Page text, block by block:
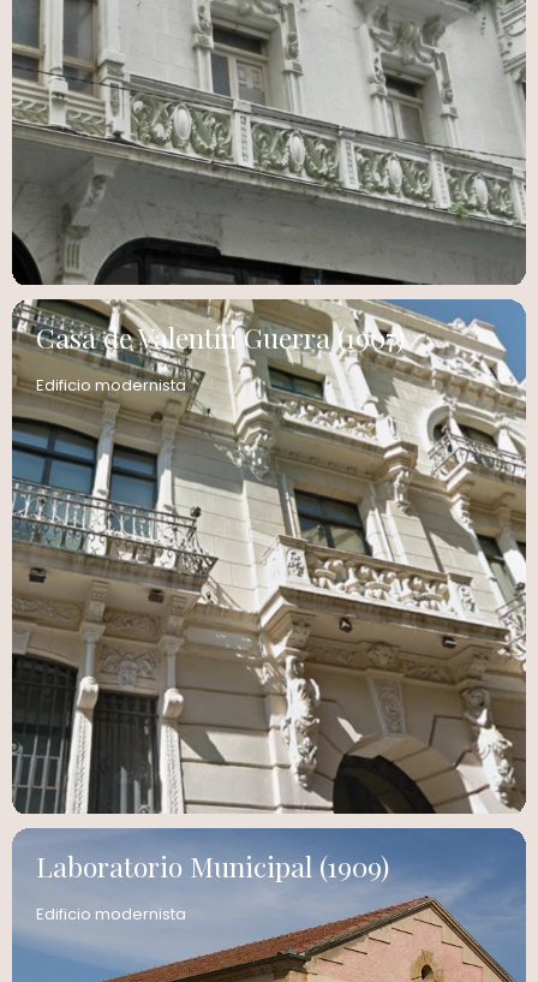
Casa de Valentín Guerra (1907)
Edificio modernista
Laboratorio Municipal (1909)
Edificio modernista